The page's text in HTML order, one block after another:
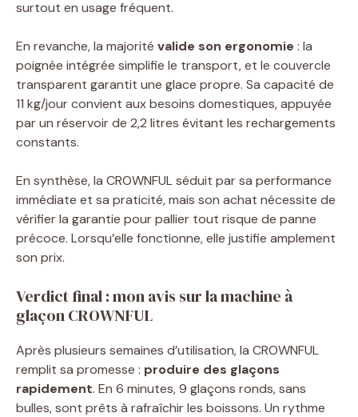
surtout en usage fréquent.
En revanche, la majorité valide son ergonomie : la
poignée intégrée simplifie le transport, et le couvercle
transparent garantit une glace propre. Sa capacité de
11 kg/jour convient aux besoins domestiques, appuyée
par un réservoir de 2,2 litres évitant les rechargements
constants.
En synthèse, la CROWNFUL séduit par sa performance
immédiate et sa praticité, mais son achat nécessite de
vérifier la garantie pour pallier tout risque de panne
précoce. Lorsqu’elle fonctionne, elle justifie amplement
son prix.
Verdict final : mon avis sur la machine à
glaçon CROWNFUL
Après plusieurs semaines d’utilisation, la CROWNFUL
remplit sa promesse : produire des glaçons
rapidement. En 6 minutes, 9 glaçons ronds, sans
bulles, sont prêts à rafraîchir les boissons. Un rythme